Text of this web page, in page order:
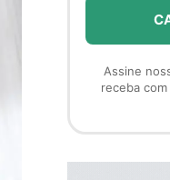
Assine
receba